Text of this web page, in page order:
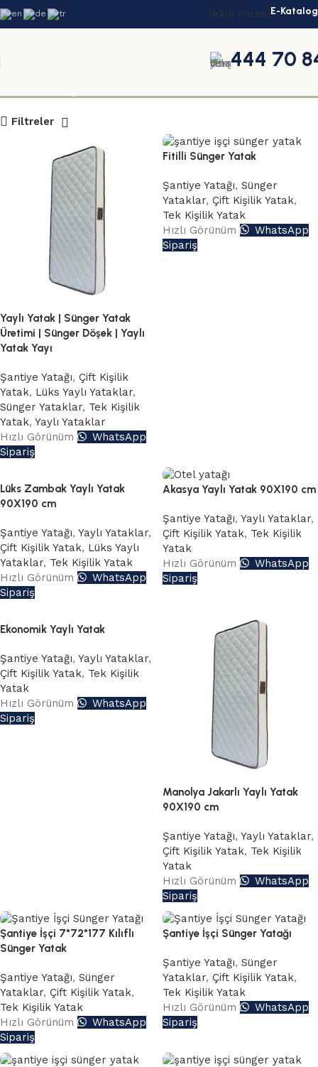
Teklif FormuE-Katalog
444 70
Filtreler
Yaylı Yatak | Sünger Yatak
Üretimi | Sünger Döşek | Yaylı
Yatak Yayı
Şantiye Yatağı, Çift Kişilik
Yatak, Lüks Yaylı Yataklar,
Sünger Yataklar, Tek Kişilik
Yatak, Yaylı Yataklar
Hızlı Görünüm
WhatsApp
Sipariş
Fitilli Sünger Yatak
Şantiye Yatağı, Sünger
Yataklar, Çift Kişilik Yatak,
Tek Kişilik Yatak
Hızlı Görünüm
WhatsApp
Sipariş
Lüks Zambak Yaylı Yatak
90X190 cm
Şantiye Yatağı, Yaylı Yataklar,
Çift Kişilik Yatak, Lüks Yaylı
Yataklar, Tek Kişilik Yatak
Hızlı Görünüm
WhatsApp
Sipariş
Akasya Yaylı Yatak 90X190 cm
Şantiye Yatağı, Yaylı Yataklar,
Çift Kişilik Yatak, Tek Kişilik
Yatak
Hızlı Görünüm
WhatsApp
Sipariş
Ekonomik Yaylı Yatak
Şantiye Yatağı, Yaylı Yataklar,
Çift Kişilik Yatak, Tek Kişilik
Yatak
Hızlı Görünüm
WhatsApp
Sipariş
Manolya Jakarlı Yaylı Yatak
90X190 cm
Şantiye Yatağı, Yaylı Yataklar,
Çift Kişilik Yatak, Tek Kişilik
Yatak
Hızlı Görünüm
WhatsApp
Sipariş
Şantiye İşçi 7*72*177 Kılıflı
Sünger Yatak
Şantiye Yatağı, Sünger
Yataklar, Çift Kişilik Yatak,
Tek Kişilik Yatak
Hızlı Görünüm
WhatsApp
Sipariş
Şantiye İşçi Sünger Yatağı
Şantiye Yatağı, Sünger
Yataklar, Çift Kişilik Yatak,
Tek Kişilik Yatak
Hızlı Görünüm
WhatsApp
Sipariş